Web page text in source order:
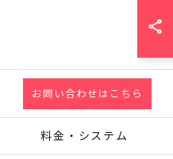
お問い合わせはこちら
料金・システム